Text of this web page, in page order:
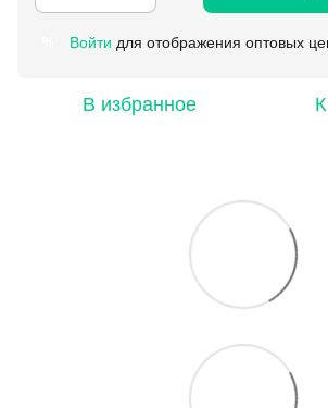
Войти для отображения оптовых
В избранное